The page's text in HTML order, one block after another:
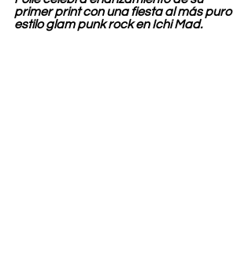
primer print con una fiesta al más puro
estilo glam punk rock en Ichi Mad.